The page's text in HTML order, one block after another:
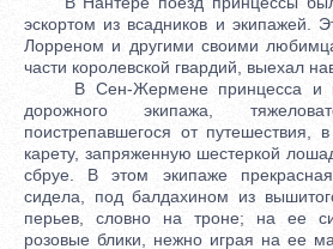
эскортом из всадников и экипажей.
Лорреном и другими своими
части королевской гвардий, выехал
В Сен-Жермене принцесса и
дорожного экипажа,
поистрепавшегося от путешествия,
карету, запряженную шестеркой
сбруе. В этом экипаже
сидела, под балдахином из
перьев, словно на троне; на ее
розовые блики, нежно играя на ее